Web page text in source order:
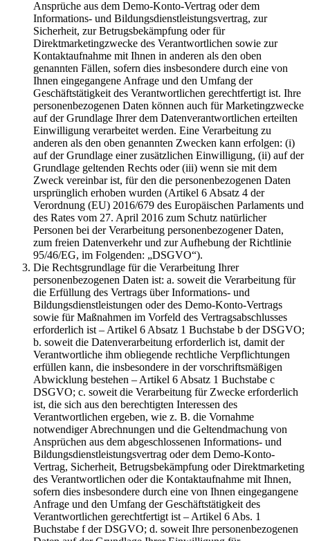
Ansprüche aus dem Demo-Konto-Vertrag oder dem
Informations- und Bildungsdienstleistungsvertrag, zur
Sicherheit, zur Betrugsbekämpfung oder für
Direktmarketingzwecke des Verantwortlichen sowie zur
Kontaktaufnahme mit Ihnen in anderen als den oben
genannten Fällen, sofern dies insbesondere durch eine von
Ihnen eingegangene Anfrage und den Umfang der
Geschäftstätigkeit des Verantwortlichen gerechtfertigt ist. Ihre
personenbezogenen Daten können auch für Marketingzwecke
auf der Grundlage Ihrer dem Datenverantwortlichen erteilten
Einwilligung verarbeitet werden. Eine Verarbeitung zu
anderen als den oben genannten Zwecken kann erfolgen: (i)
auf der Grundlage einer zusätzlichen Einwilligung, (ii) auf der
Grundlage geltenden Rechts oder (iii) wenn sie mit dem
Zweck vereinbar ist, für den die personenbezogenen Daten
ursprünglich erhoben wurden (Artikel 6 Absatz 4 der
Verordnung (EU) 2016/679 des Europäischen Parlaments und
des Rates vom 27. April 2016 zum Schutz natürlicher
Personen bei der Verarbeitung personenbezogener Daten,
zum freien Datenverkehr und zur Aufhebung der Richtlinie
95/46/EG, im Folgenden: „DSGVO“).
Die Rechtsgrundlage für die Verarbeitung Ihrer
personenbezogenen Daten ist: a. soweit die Verarbeitung für
die Erfüllung des Vertrags über Informations- und
Bildungsdienstleistungen oder des Demo-Konto-Vertrags
sowie für Maßnahmen im Vorfeld des Vertragsabschlusses
erforderlich ist – Artikel 6 Absatz 1 Buchstabe b der DSGVO;
b. soweit die Datenverarbeitung erforderlich ist, damit der
Verantwortliche ihm obliegende rechtliche Verpflichtungen
erfüllen kann, die insbesondere in der vorschriftsmäßigen
Abwicklung bestehen – Artikel 6 Absatz 1 Buchstabe c
DSGVO; c. soweit die Verarbeitung für Zwecke erforderlich
ist, die sich aus den berechtigten Interessen des
Verantwortlichen ergeben, wie z. B. die Vornahme
notwendiger Abrechnungen und die Geltendmachung von
Ansprüchen aus dem abgeschlossenen Informations- und
Bildungsdienstleistungsvertrag oder dem Demo-Konto-
Vertrag, Sicherheit, Betrugsbekämpfung oder Direktmarketing
des Verantwortlichen oder die Kontaktaufnahme mit Ihnen,
sofern dies insbesondere durch eine von Ihnen eingegangene
Anfrage und den Umfang der Geschäftstätigkeit des
Verantwortlichen gerechtfertigt ist – Artikel 6 Abs. 1
Buchstabe f der DSGVO; d. soweit Ihre personenbezogenen